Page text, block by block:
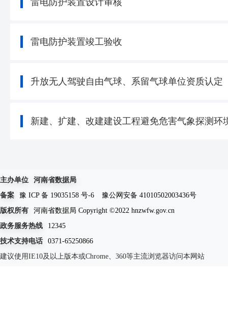
雷电防护装置设计审核
雷电防护装置竣工验收
升放无人驾驶自由气球、系留气球单位资质认定
新建、扩建、改建建设工程避免危害气象探测环
主办单位
河南省数据局
备案
豫 ICP 备 19035158 号-6
豫公网安备 41010502003436号
版权所有
河南省数据局 Copyright ©2022 hnzwfw.gov.cn
政务服务热线
12345
技术支持电话
0371-65250866
建议使用IE10及以上版本或Chrome、360等主流浏览器访问本网站